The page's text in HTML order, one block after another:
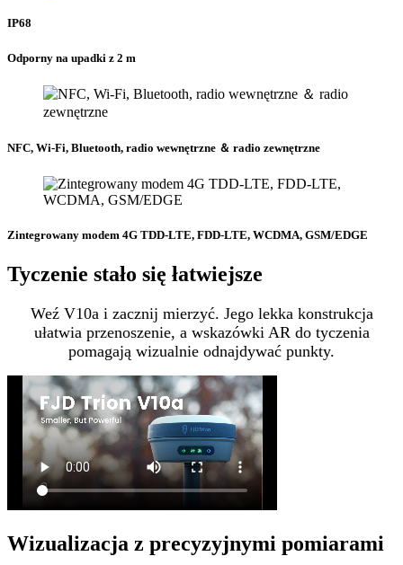
IP68
Odporny na upadki z 2 m
NFC, Wi‑Fi, Bluetooth, radio wewnętrzne ＆ radio zewnętrzne
Zintegrowany modem 4G TDD-LTE, FDD-LTE, WCDMA, GSM/EDGE
Tyczenie stało się łatwiejsze
Weź V10a i zacznij mierzyć. Jego lekka konstrukcja
ułatwia przenoszenie, a wskazówki AR do tyczenia
pomagają wizualnie odnajdywać punkty.
Wizualizacja z precyzyjnymi pomiarami